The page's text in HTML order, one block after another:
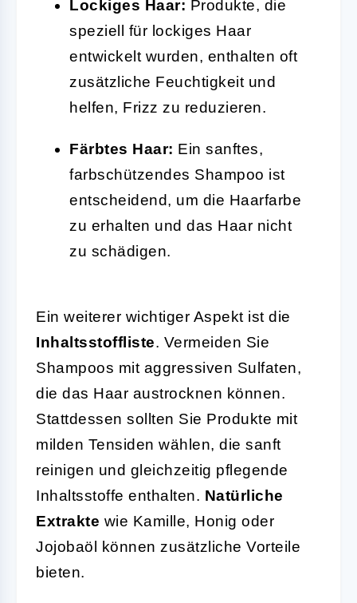
Lockiges Haar: Produkte, die
speziell für lockiges Haar
entwickelt wurden, enthalten oft
zusätzliche Feuchtigkeit und
helfen, Frizz zu reduzieren.
Färbtes Haar: Ein sanftes,
farbschützendes Shampoo ist
entscheidend, um die Haarfarbe
zu erhalten und das Haar nicht
zu schädigen.
Ein weiterer wichtiger Aspekt ist die
Inhaltsstoffliste. Vermeiden Sie
Shampoos mit aggressiven Sulfaten,
die das Haar austrocknen können.
Stattdessen sollten Sie Produkte mit
milden Tensiden wählen, die sanft
reinigen und gleichzeitig pflegende
Inhaltsstoffe enthalten. Natürliche
Extrakte wie Kamille, Honig oder
Jojobaöl können zusätzliche Vorteile
bieten.